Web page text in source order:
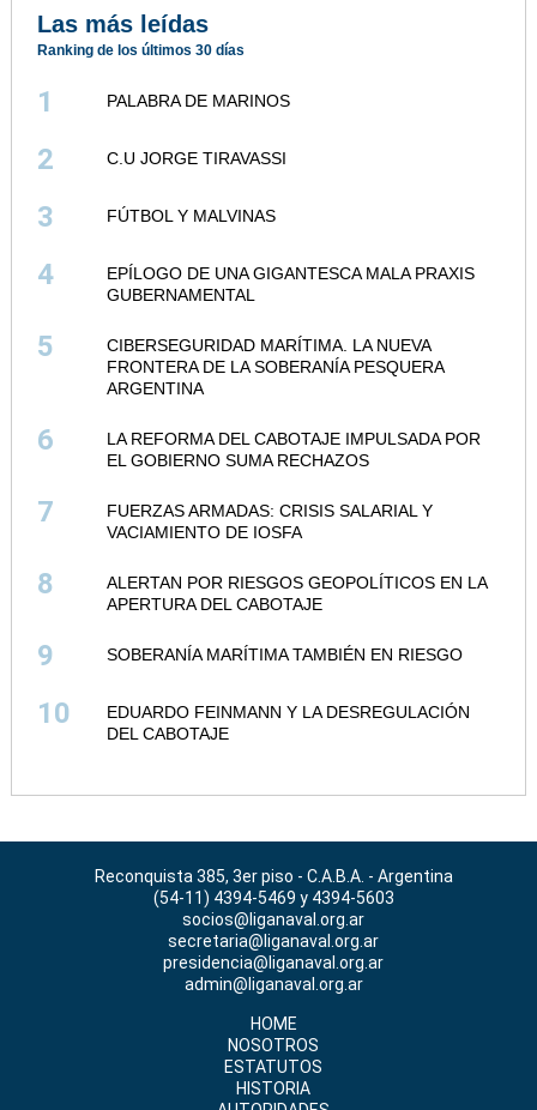
Las más leídas
Ranking de los últimos 30 días
1 PALABRA DE MARINOS
2 C.U JORGE TIRAVASSI
3 FÚTBOL Y MALVINAS
4
EPÍLOGO DE UNA GIGANTESCA MALA PRAXIS
GUBERNAMENTAL
5
CIBERSEGURIDAD MARÍTIMA. LA NUEVA
FRONTERA DE LA SOBERANÍA PESQUERA
ARGENTINA
6
LA REFORMA DEL CABOTAJE IMPULSADA POR
EL GOBIERNO SUMA RECHAZOS
7
FUERZAS ARMADAS: CRISIS SALARIAL Y
VACIAMIENTO DE IOSFA
8
ALERTAN POR RIESGOS GEOPOLÍTICOS EN LA
APERTURA DEL CABOTAJE
9 SOBERANÍA MARÍTIMA TAMBIÉN EN RIESGO
10
EDUARDO FEINMANN Y LA DESREGULACIÓN
DEL CABOTAJE
Reconquista 385, 3er piso - C.A.B.A. - Argentina
(54-11) 4394-5469 y 4394-5603
socios@liganaval.org.ar
secretaria@liganaval.org.ar
presidencia@liganaval.org.ar
admin@liganaval.org.ar
HOME
NOSOTROS
ESTATUTOS
HISTORIA